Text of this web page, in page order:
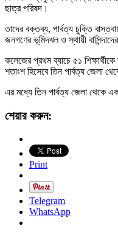
ছাত্র পরিষদ।
তাদের বক্তব্য, পার্বত্য চুক্তি
জনগণের ভূমিদখল ও স্থায়ী
কলেজের প্রথম ব্যাচে ৫১
শতাংশ হিসেবে তিন পার্বত্য জেলা
এর মধ্যে তিন পার্বত্য জেলা থেকে
শেয়ার করুন:
Print
Telegram
WhatsApp